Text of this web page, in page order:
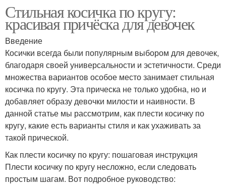
Стильная косичка по кругу:
красивая причёска для девочек
Введение
Косички всегда были популярным выбором для девочек,
благодаря своей универсальности и эстетичности. Среди
множества вариантов особое место занимает стильная
косичка по кругу. Эта прическа не только удобна, но и
добавляет образу девочки милости и наивности. В
данной статье мы рассмотрим, как плести косичку по
кругу, какие есть варианты стиля и как ухаживать за
такой прической.
Как плести косичку по кругу: пошаговая инструкция
Плести косичку по кругу несложно, если следовать
простым шагам. Вот подробное руководство: